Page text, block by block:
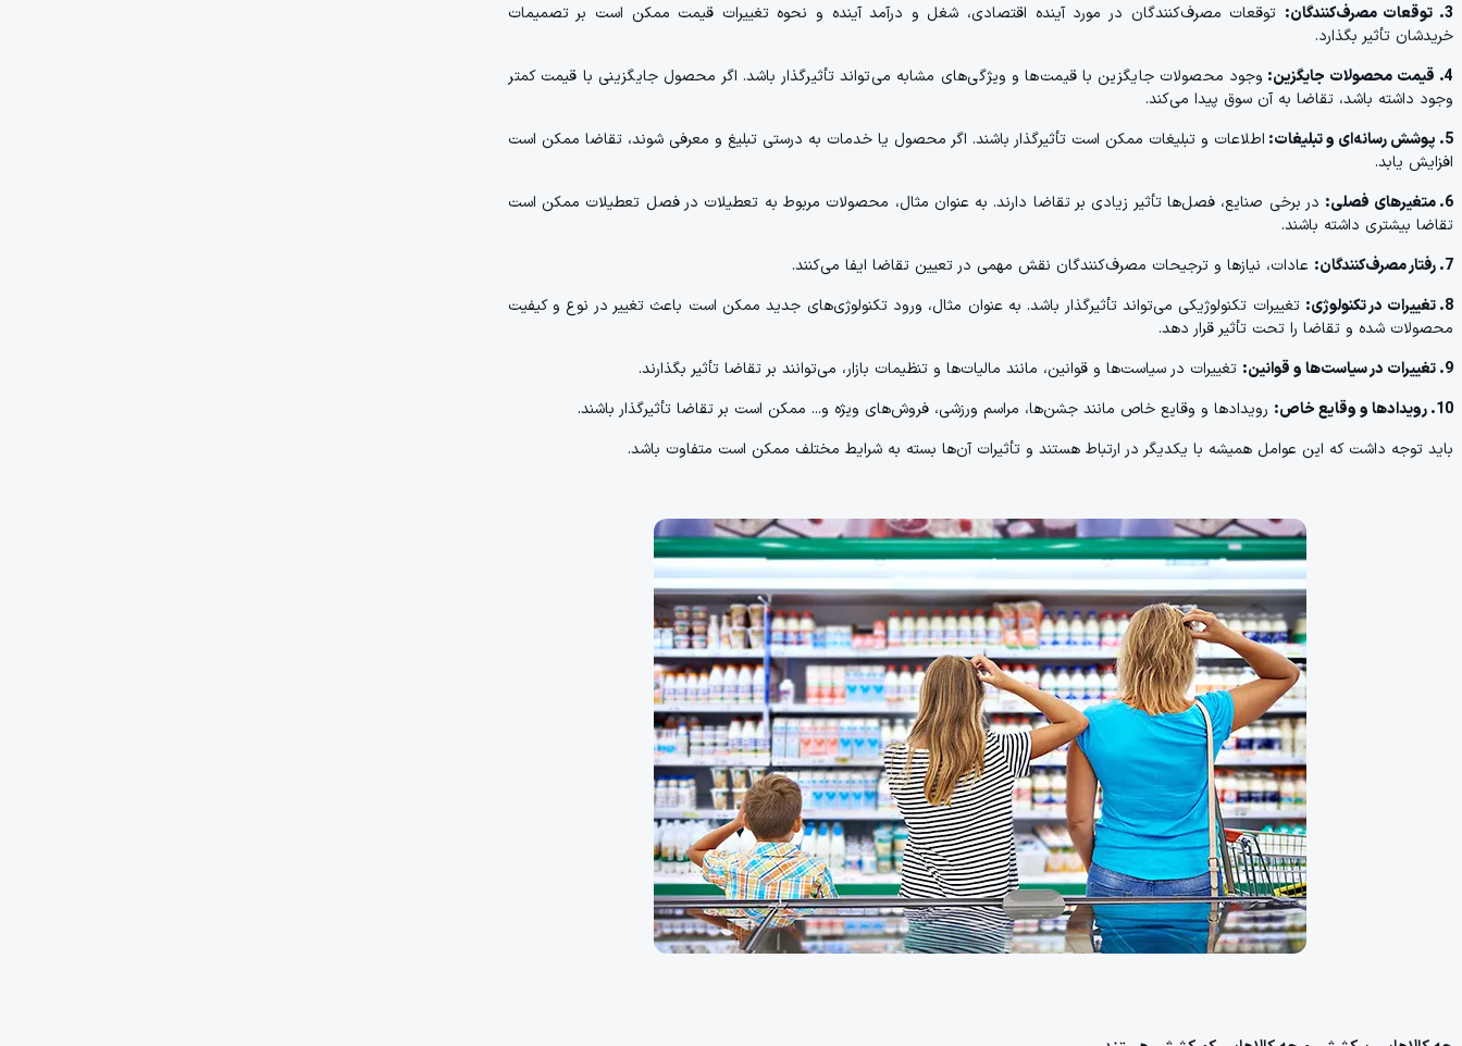
3. توقعات مصرف‌کنندگان:
توقعات مصرف‌کنندگان در مورد آینده اقتصادی، شغل و درآمد آینده و نحوه تغییرات قیمت ممکن است بر تصمیمات
خریدشان تأثیر بگذارد.
4. قیمت محصولات جایگزین:
وجود محصولات جایگزین با قیمت‌ها و ویژگی‌های مشابه می‌تواند تأثیرگذار باشد. اگر محصول جایگزینی با قیمت کمتر
وجود داشته باشد، تقاضا به آن سوق پیدا می‌کند.
5. پوشش رسانه‌ای و تبلیغات:
اطلاعات و تبلیغات ممکن است تأثیرگذار باشند. اگر محصول یا خدمات به درستی تبلیغ و معرفی شوند، تقاضا ممکن است
افزایش یابد.
6. متغیرهای فصلی:
در برخی صنایع، فصل‌ها تأثیر زیادی بر تقاضا دارند. به عنوان مثال، محصولات مربوط به تعطیلات در فصل تعطیلات ممکن است
تقاضا بیشتری داشته باشند.
7. رفتار مصرف‌کنندگان:
عادات، نیازها و ترجیحات مصرف‌کنندگان نقش مهمی در تعیین تقاضا ایفا می‌کنند.
8. تغییرات در تکنولوژی:
تغییرات تکنولوژیکی می‌تواند تأثیرگذار باشد. به عنوان مثال، ورود تکنولوژی‌های جدید ممکن است باعث تغییر در نوع و کیفیت
محصولات شده و تقاضا را تحت تأثیر قرار دهد.
9. تغییرات در سیاست‌ها و قوانین:
تغییرات در سیاست‌ها و قوانین، مانند مالیات‌ها و تنظیمات بازار، می‌توانند بر تقاضا تأثیر بگذارند.
10. رویدادها و وقایع خاص:
رویدادها و وقایع خاص مانند جشن‌ها، مراسم ورزشی، فروش‌های ویژه و... ممکن است بر تقاضا تأثیرگذار باشند.
باید توجه داشت که این عوامل همیشه با یکدیگر در ارتباط هستند و تأثیرات آن‌ها بسته به شرایط مختلف ممکن است متفاوت باشد.